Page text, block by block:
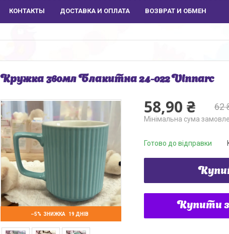
КОНТАКТЫ ДОСТАВКА И ОПЛАТА ВОЗВРАТ И ОБМЕН
Кружка 360мл Блакитна 24-022 Vinnarc
–5% 19 ДНІВ
62
58,90 ₴
Мінімальна сума
Готово до відправки
Купити з